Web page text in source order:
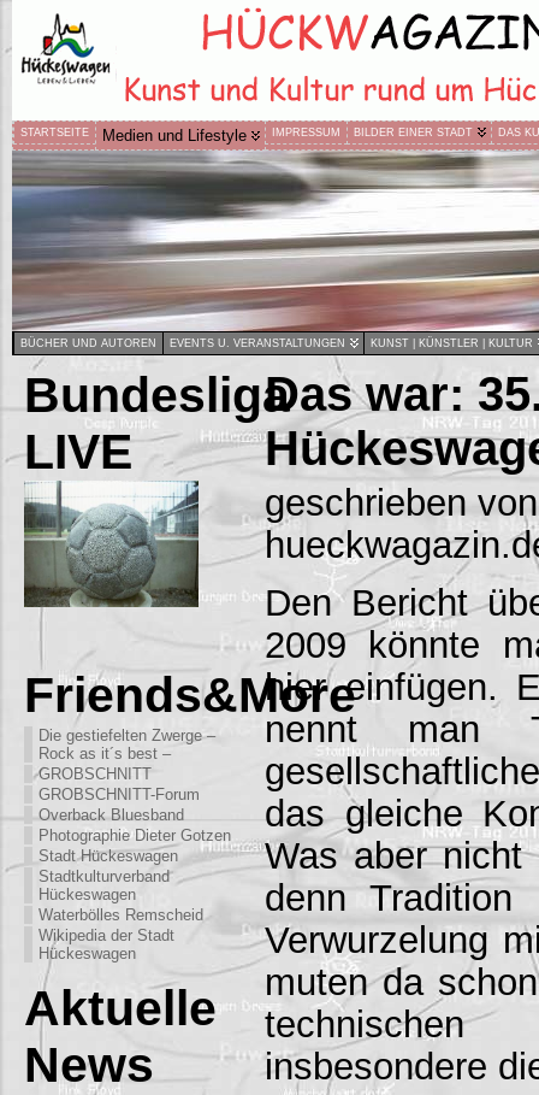
STARTSEITE Medien und Lifestyle IMPRESSUM BILDER EINER STADT DAS
BÜCHER UND AUTOREN EVENTS U. VERANSTALTUNGEN KUNST | KÜNSTLER | KULTUR
Bundesliga
LIVE
Friends&More
Die gestiefelten Zwerge –
Rock as it´s best –
GROBSCHNITT
GROBSCHNITT-Forum
Overback Bluesband
Photographie Dieter Gotzen
Stadt Hückeswagen
Stadtkulturverband
Hückeswagen
Waterbölles Remscheid
Wikipedia der Stadt
Hückeswagen
Aktuelle
News
Das war:
geschrieben
Den Bericht
2009 könnte
hier einfügen.
nennt man
das gleiche
Was aber nicht
denn Tradition
Verwurzelung
muten da
insbesondere